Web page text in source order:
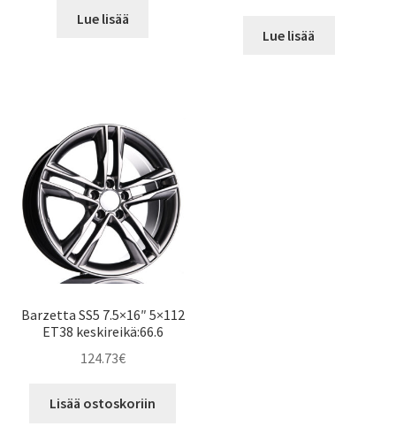
Lue lisää
Lue lisää
Barzetta SS5 7.5×16″ 5×112
ET38 keskireikä:66.6
124.73€
Lisää ostoskoriin